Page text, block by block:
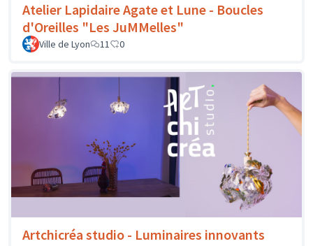
Atelier Lapidaire Agate et Lune - Boucles
d'Oreilles "Les JuMMelles"
Ville de Lyon 11 0
Artchicréa studio - Luminaires innovants